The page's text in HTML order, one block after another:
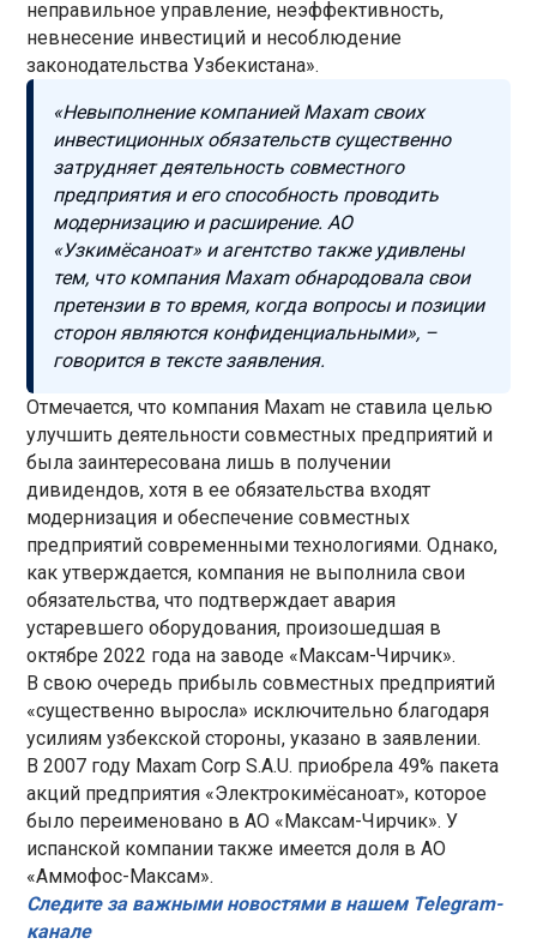
неправильное управление, неэффективность,
невнесение инвестиций и несоблюдение
законодательства Узбекистана».
«Невыполнение компанией Maxam своих
инвестиционных обязательств существенно
затрудняет деятельность совместного
предприятия и его способность проводить
модернизацию и расширение. АО
«Узкимёсаноат» и агентство также удивлены
тем, что компания Maxam обнародовала свои
претензии в то время, когда вопросы и позиции
сторон являются конфиденциальными», –
говорится в тексте заявления.
Отмечается, что компания Maxam не ставила целью
улучшить деятельности совместных предприятий и
была заинтересована лишь в получении
дивидендов, хотя в ее обязательства входят
модернизация и обеспечение совместных
предприятий современными технологиями. Однако,
как утверждается, компания не выполнила свои
обязательства, что подтверждает авария
устаревшего оборудования, произошедшая в
октябре 2022 года на заводе «Максам-Чирчик».
В свою очередь прибыль совместных предприятий
«существенно выросла» исключительно благодаря
усилиям узбекской стороны, указано в заявлении.
В 2007 году Maxam Corp S.A.U. приобрела 49% пакета
акций предприятия «Электрокимёсаноат», которое
было переименовано в АО «Максам-Чирчик». У
испанской компании также имеется доля в АО
«Аммофос-Максам».
Следите за важными новостями в нашем Telegram-
канале